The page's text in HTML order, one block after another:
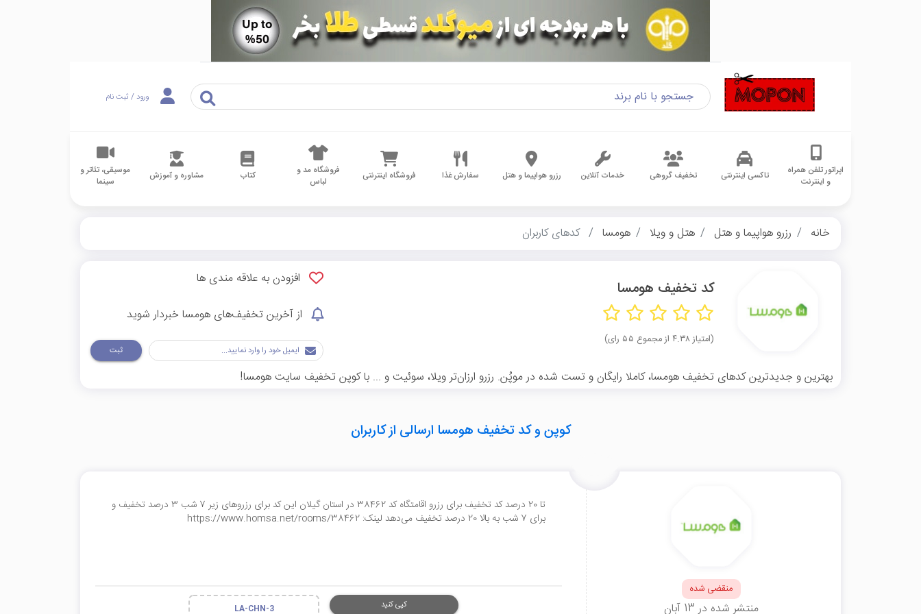
ورود / ثبت نام
اپراتور تلفن همراه
و اینترنت
تاکسی اینترنتی تخفیف گروهی خدمات آنلاین رزرو هواپیما و هتل سفارش غذا فروشگاه اینترنتی
فروشگاه مد و
لباس
کتاب مشاوره و آموزش
موسیقی، تئاتر و
سینما
خانه رزرو هواپیما و هتل هتل و ویلا هومسا کدهای کاربران
کد تخفیف هومسا
(امتیاز ۴.۳۸ از مجموع ۵۵ رای)
افزودن به علاقه مندی ها
از آخرین تخفیف‌های هومسا خبردار شوید
ثبت
بهترین و جدیدترین کدهای تخفیف هومسا، کاملا رایگان و تست شده در موپُن. رزرو ارزان‌تر ویلا، سوئیت و ... با کوپن تخفیف سایت هومسا!
کوپن و کد تخفیف هومسا ارسالی از کاربران
منقضی شده
منتشر شده در 13 آبان
تا 20 درصد کد تخفیف برای رزرو اقامتگاه کد 38462 در استان گیلان این کد برای رزروهای زیر 7 شب 3 درصد تخفیف و
برای 7 شب به بالا 20 درصد تخفیف می‌دهد لینک: https://www.homsa.net/rooms/38462
LA-CHN-3 کپی کنید